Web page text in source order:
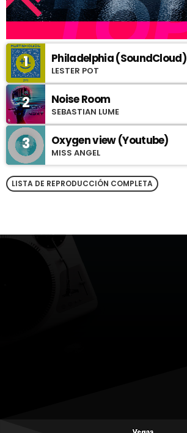
1 Philadelphia (SoundCloud)
LESTER POT
2 Noise Room
SEBASTIAN LUME
3 Oxygen view (Youtube)
MISS ANGEL
LISTA DE REPRODUCCIÓN COMPLETA